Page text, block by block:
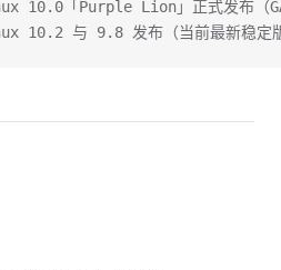
10.0「Purple Lion」正式发布（
10.2 与 9.8 发布（当前最新稳定